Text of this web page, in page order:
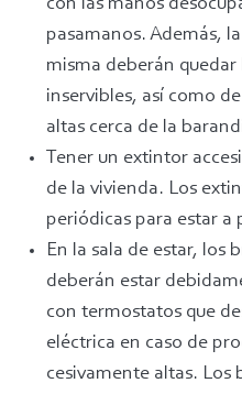
con las manos
pasamanos. Además,
misma deberán
inservibles, así como
altas cerca de la
Tener un extintor
de la vivienda. Los
periódicas para estar a
En la sala de estar, los
deberán estar
con termostatos que
eléctrica en caso de
cesivamente altas. Los